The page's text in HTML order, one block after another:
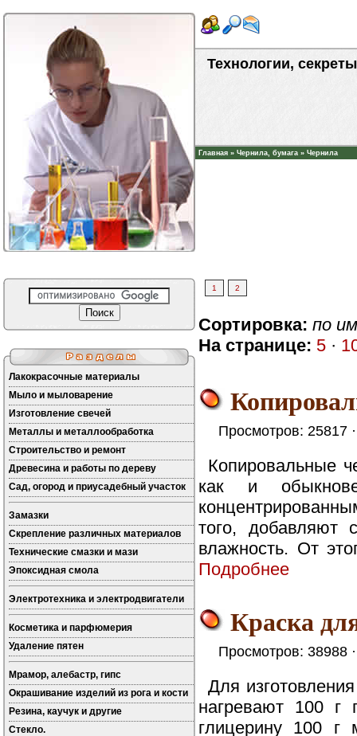
Технологии,
Главная » Чернила, бумага » Чернила
Лакокрасочные материалы
Мыло и мыловарение
Изготовление свечей
Металлы и металлообработка
Строительство и ремонт
Древесина и работы по дереву
Сад, огород и приусадебный участок
Замазки
Скрепление различных материалов
Технические смазки и мази
Эпоксидная смола
Электротехника и электродвигатели
Косметика и парфюмерия
Удаление пятен
Мрамор, алебастр, гипс
Окрашивание изделий из рога и кости
Резина, каучук и другие
Стекло.
1 2
Сортировка: по
На странице: 5 ·
Просмотров: 25817
Копировальные
как и
того, добавляют
влажность. От
Подробнее
Краска
Просмотров: 38988
Для
нагревают 100 г
глицерину 100 г